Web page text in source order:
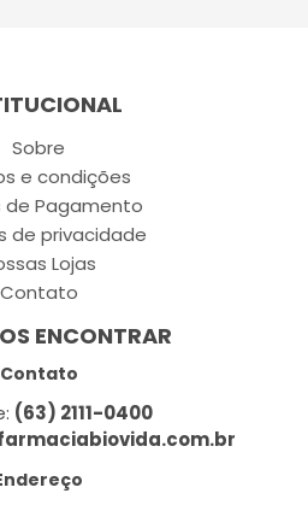
Sobre
e condições
de Pagamento
de privacidade
Lojas
Contato
ENCONTRAR
Contato
(63) 2111-0400